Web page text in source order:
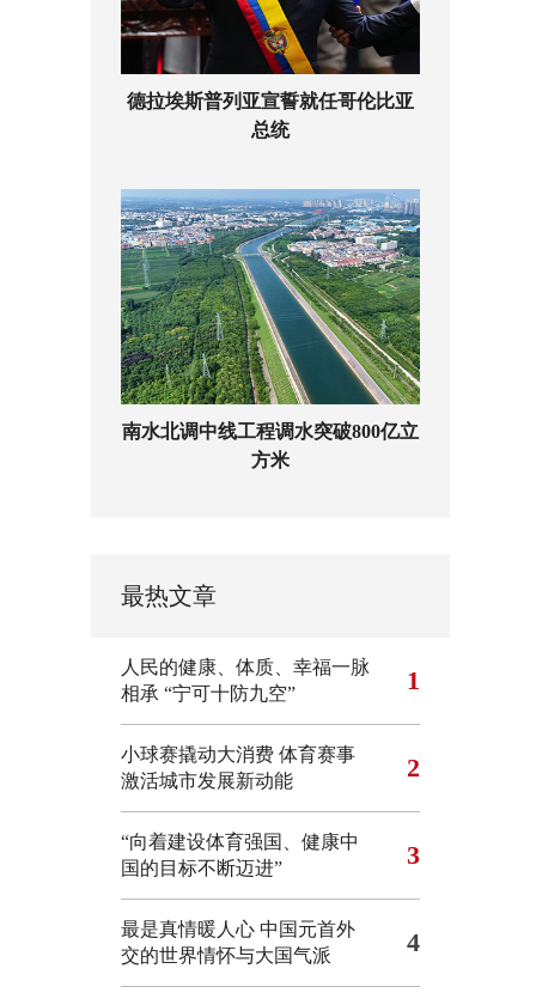
德拉埃斯普列亚宣誓就任哥伦比亚
总统
南水北调中线工程调水突破800亿立
方米
最热文章
人民的健康、体质、幸福一脉
相承 “宁可十防九空” 1
小球赛撬动大消费 体育赛事
激活城市发展新动能
2
“向着建设体育强国、健康中
国的目标不断迈进”
3
最是真情暖人心 中国元首外
交的世界情怀与大国气派
4